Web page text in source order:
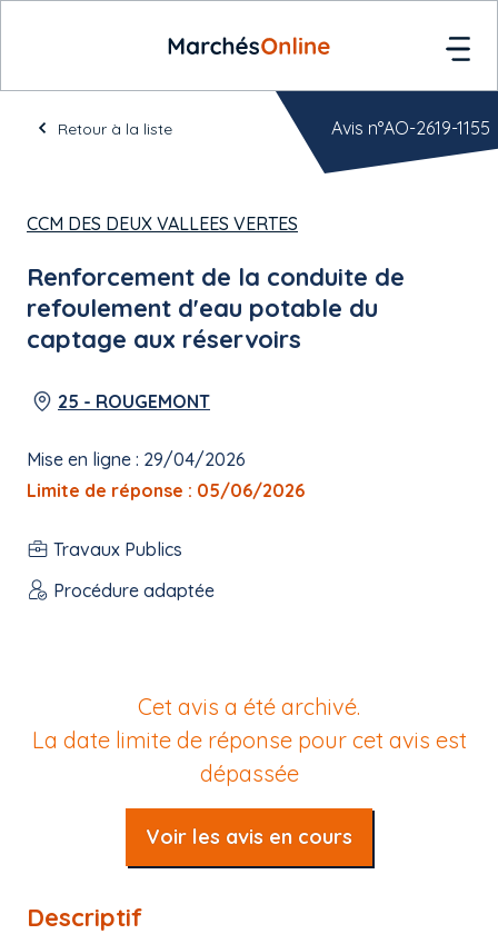
Retour à la liste
CCM DES DEUX VALLEES VERTES
Renforcement de la conduite de
refoulement d'eau potable du
captage aux réservoirs
25 - ROUGEMONT
Mise en ligne : 29/04/2026
Limite de réponse : 05/06/2026
Travaux Publics
Procédure adaptée
Avis n°AO-2619-1155
Cet avis a été archivé.
La date limite de réponse pour cet avis est
dépassée
Voir les avis en cours
Descriptif